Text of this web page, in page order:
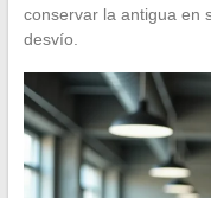
conservar la antigua en
desvío.